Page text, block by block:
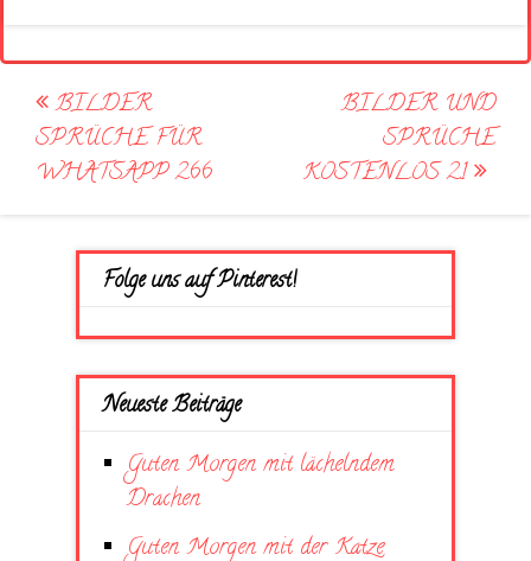
Post
navigation
BILDER
SPRÜCHE FÜR
WHATSAPP 266
BILDER UND
SPRÜCHE
KOSTENLOS 21
Folge uns auf Pinterest!
Neueste Beiträge
Guten Morgen mit lächelndem
Drachen
Guten Morgen mit der Katze